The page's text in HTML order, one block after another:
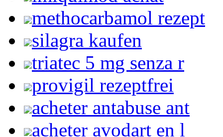
methocarbamol rezept
silagra kaufen
triatec 5 mg senza r
provigil rezeptfrei
acheter antabuse ant
acheter avodart en l